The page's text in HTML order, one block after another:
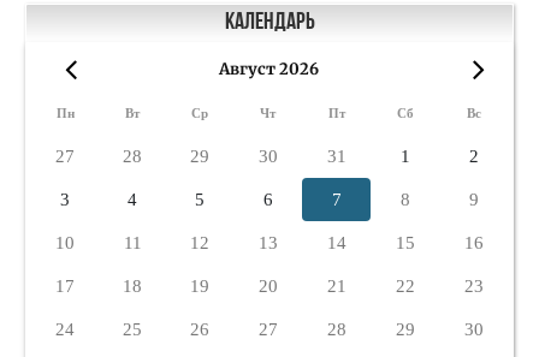
Календарь
Август 2026
Пн Вт Ср Чт Пт Сб Вс
27 28 29 30 31 1 2
3 4 5 6 7 8 9
10 11 12 13 14 15 16
17 18 19 20 21 22 23
24 25 26 27 28 29 30